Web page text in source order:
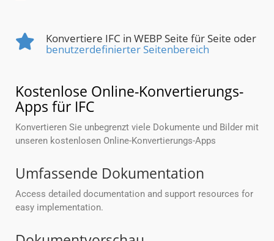
Konvertiere IFC in WEBP Seite für Seite oder
benutzerdefinierter Seitenbereich
Kostenlose Online-Konvertierungs-
Apps für IFC
Konvertieren Sie unbegrenzt viele Dokumente und Bilder mit
unseren kostenlosen Online-Konvertierungs-Apps
Umfassende Dokumentation
Access detailed documentation and support resources for
easy implementation.